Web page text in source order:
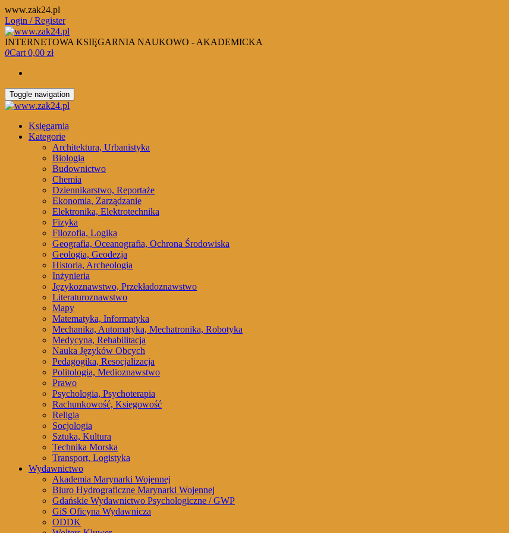
Skip
to
the
content
www.zak24.pl
Login / Register
INTERNETOWA KSIĘGARNIA NAUKOWO - AKADEMICKA
0Cart 0,00 zł
Toggle navigation
Księgarnia
Kategorie
Architektura, Urbanistyka
Biologia
Budownictwo
Chemia
Dziennikarstwo, Reportaże
Ekonomia, Zarządzanie
Elektronika, Elektrotechnika
Fizyka
Filozofia, Logika
Geografia, Oceanografia, Ochrona Środowiska
Geologia, Geodezja
Historia, Archeologia
Inżynieria
Językoznawstwo, Przekładoznawstwo
Literaturoznawstwo
Mapy
Matematyka, Informatyka
Mechanika, Automatyka, Mechatronika, Robotyka
Medycyna, Rehabilitacja
Nauka Języków Obcych
Pedagogika, Resocjalizacja
Politologia, Medioznawstwo
Prawo
Psychologia, Psychoterapia
Rachunkowość, Księgowość
Religia
Socjologia
Sztuka, Kultura
Technika Morska
Transport, Logistyka
Wydawnictwo
Akademia Marynarki Wojennej
Biuro Hydrograficzne Marynarki Wojennej
Gdańskie Wydawnictwo Psychologiczne / GWP
GiS Oficyna Wydawnicza
ODDK